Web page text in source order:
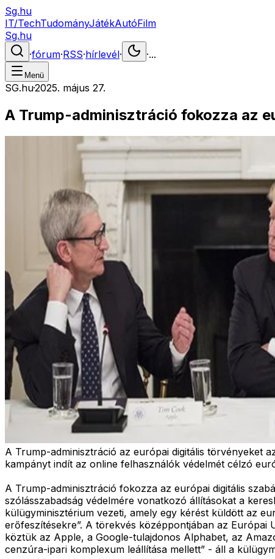
Sg.hu
IT/TechTudományJátékAutóFilm
Sg.hu
·fórum·RSS·hírlevél· ·...
Menü
SG.hu·2025. május 27.
A Trump-adminisztráció fokozza az
A Trump-adminisztráció az európai digitális törvényeket
kampányt indít az online felhasználók védelmét célzó
A Trump-adminisztráció fokozza az európai digitális
szólásszabadság védelmére vonatkozó állításokat a
külügyminisztérium vezeti, amely egy kérést küldött az
erőfeszítésekre”. A törekvés középpontjában az
köztük az Apple, a Google-tulajdonos Alphabet, az
cenzúra-ipari komplexum leállítása mellett” - áll a